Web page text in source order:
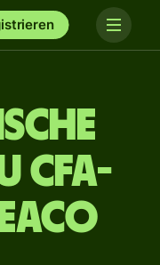
CFA-